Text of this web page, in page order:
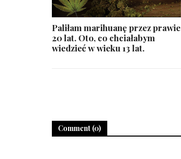
Paliłam marihuanę przez prawie
20 lat. Oto, co chciałabym
wiedzieć w wieku 13 lat.
Comment (0)